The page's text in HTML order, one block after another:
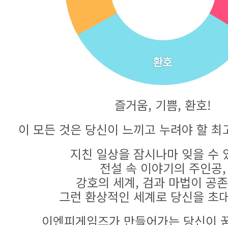
즐거움, 기쁨, 환호!
이 모든 것은 당신이 느끼고 누려야 할 최
지친 일상을 잠시나마 잊을 수
전설 속 이야기의 주인공,
강호의 세계, 검과 마법이 공
그런 환상적인 세계로 당신을 초
이엔피게임즈가 만들어가는 당신이